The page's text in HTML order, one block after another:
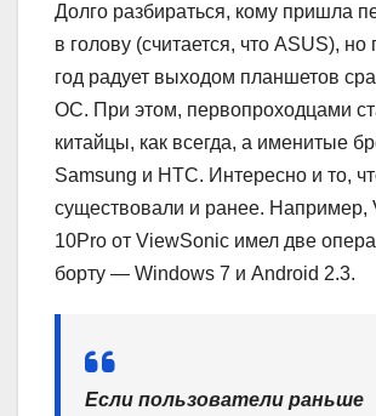
Долго разбираться, кому пришла
в голову (считается, что ASUS), но
год радует выходом планшетов
ОС. При этом, первопроходцами
китайцы, как всегда, а именитые
Samsung и HTC. Интересно и то,
существовали и ранее. Например,
10Pro от ViewSonic имел две
борту — Windows 7 и Android 2.3.
Если пользователи раньше